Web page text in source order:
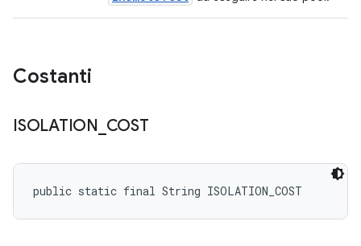
Costanti
ISOLATION COST
public static final String ISOLATION_COST